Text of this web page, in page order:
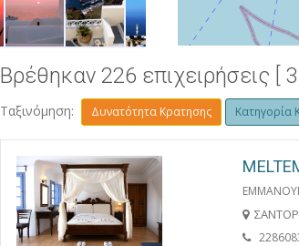
Βρέθηκαν 226 επιχειρήσεις [
Ταξινόμηση: Δυνατότητα Κρατησης Κατηγορία